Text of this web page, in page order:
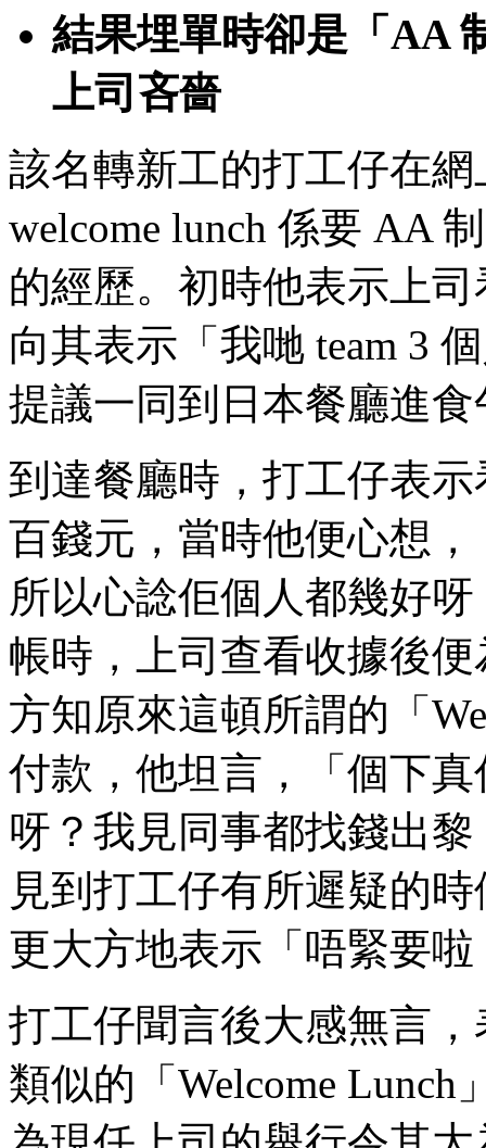
結果埋單時卻是「AA
上司吝嗇
該名轉新工的打工仔在
welcome lunch 係要 AA
的經歷。初時他表示上
向其表示「我哋 team 3
提議一同到日本餐廳進
到達餐廳時，打工仔表
百錢元，當時他便心想
所以心諗佢個人都幾好
帳時，上司查看收據後
方知原來這頓所謂的「
付款，他坦言，「個下
呀？我見同事都找錢出
見到打工仔有所遲疑的
更大方地表示「唔緊要
打工仔聞言後大感無言
類似的「Welcome